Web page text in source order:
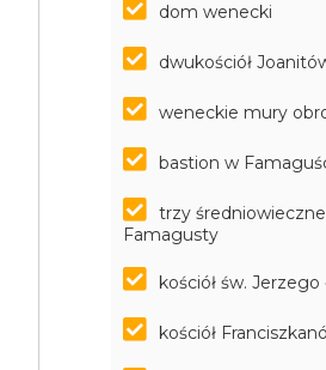
dom wenecki
dwukościół
weneckie mury
bastion w
trzy
Famagusty
kościół św.
kościół